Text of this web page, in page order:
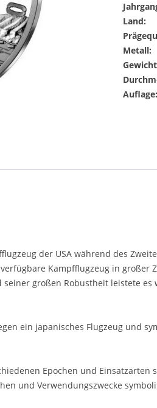
Land:
Metall:
Auflage:
der USA während des
Kampfflugzeug in großer
großen Robustheit leistete
ein japanisches Flugzeug und
Epochen und
und Verwendungszwecke